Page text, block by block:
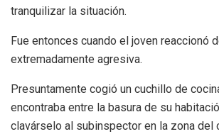
tranquilizar la situación.
Fue entonces cuando el joven reaccionó
extremadamente agresiva.
Presuntamente cogió un cuchillo de
encontraba entre la basura de su
clavárselo al subinspector en la zona del